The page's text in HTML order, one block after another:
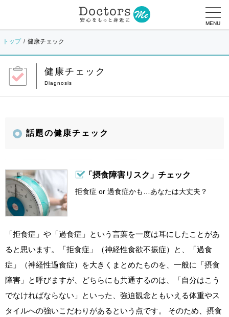
MENU
トップ 健康チェック
健康チェック
話題の健康チェック
「摂食障害リスク」チェック
拒食症 or 過食症かも…あなたは大丈夫？
「拒食症」や「過食症」という言葉を一度は耳にしたことがあ
ると思います。「拒食症」（神経性食欲不振症）と、「過食
症」（神経性過食症）を大きくまとめたものを、一般に「摂食
障害」と呼びますが、どちらにも共通するのは、「自分はこう
でなければならない」といった、強迫観念ともいえる体重やス
タイルへの強いこだわりがあるという点です。 そのため、摂食